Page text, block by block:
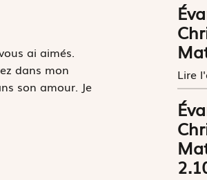
ai aimés.
dans mon
son amour. Je
Lire